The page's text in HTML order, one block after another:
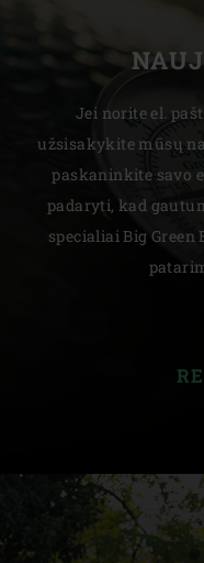
Jei norite el.
užsisakykite mūsų
paskaninkite savo
padaryti, kad
specialiai Big